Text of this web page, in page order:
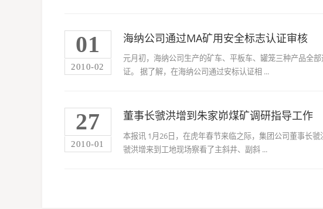
01
2010-02
海纳公司通过MA矿用安全标志认证审核
元月初，海纳公司生产的矿车、平板车、罐笼三种产品全
证。 据了解，在海纳公司通过安标认证相 ...
27
2010-01
董事长虢洪增到朱家峁煤矿调研指导工作
本报讯 1月26日，在虎年春节来临之际，集团公司董事长
虢洪增来到工地现场察看了主斜井、副斜 ...